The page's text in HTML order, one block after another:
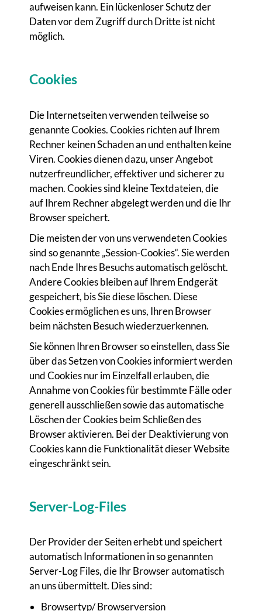
aufweisen kann. Ein lückenloser Schutz der
Daten vor dem Zugriff durch Dritte ist nicht
möglich.
Cookies
Die Internetseiten verwenden teilweise so
genannte Cookies. Cookies richten auf Ihrem
Rechner keinen Schaden an und enthalten keine
Viren. Cookies dienen dazu, unser Angebot
nutzerfreundlicher, effektiver und sicherer zu
machen. Cookies sind kleine Textdateien, die
auf Ihrem Rechner abgelegt werden und die Ihr
Browser speichert.
Die meisten der von uns verwendeten Cookies
sind so genannte „Session-Cookies“. Sie werden
nach Ende Ihres Besuchs automatisch gelöscht.
Andere Cookies bleiben auf Ihrem Endgerät
gespeichert, bis Sie diese löschen. Diese
Cookies ermöglichen es uns, Ihren Browser
beim nächsten Besuch wiederzuerkennen.
Sie können Ihren Browser so einstellen, dass Sie
über das Setzen von Cookies informiert werden
und Cookies nur im Einzelfall erlauben, die
Annahme von Cookies für bestimmte Fälle oder
generell ausschließen sowie das automatische
Löschen der Cookies beim Schließen des
Browser aktivieren. Bei der Deaktivierung von
Cookies kann die Funktionalität dieser Website
eingeschränkt sein.
Server-Log-Files
Der Provider der Seiten erhebt und speichert
automatisch Informationen in so genannten
Server-Log Files, die Ihr Browser automatisch
an uns übermittelt. Dies sind:
Browsertyp/ Browserversion